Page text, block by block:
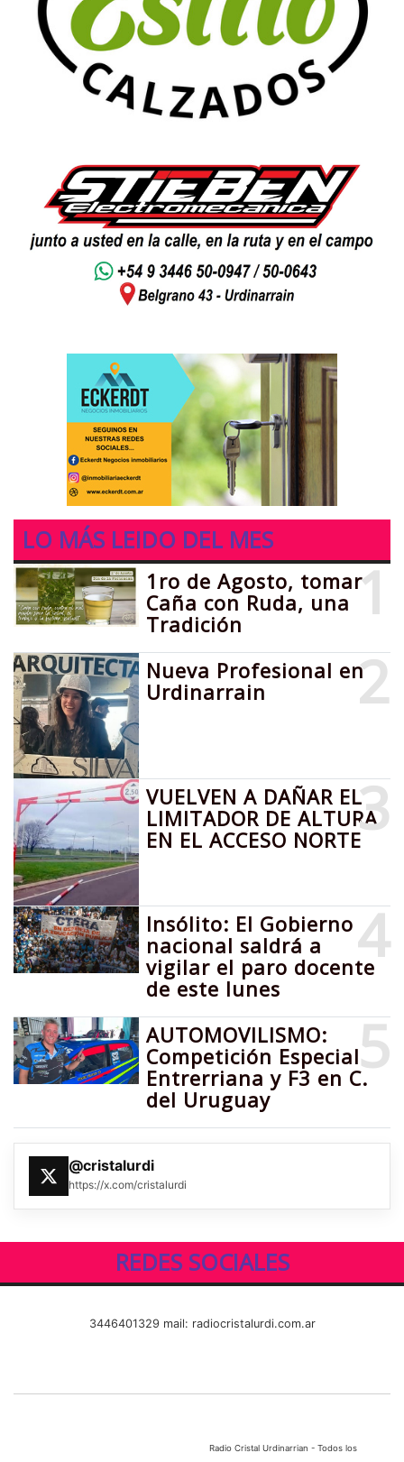
LO MÁS LEIDO DEL MES
1
1ro de Agosto, tomar
Caña con Ruda, una
Tradición
2
Nueva Profesional en
Urdinarrain
3
VUELVEN A DAÑAR EL
LIMITADOR DE ALTURA
EN EL ACCESO NORTE
4
Insólito: El Gobierno
nacional saldrá a
vigilar el paro docente
de este lunes
5
AUTOMOVILISMO:
Competición Especial
Entrerriana y F3 en C.
del Uruguay
@cristalurdi
https://x.com/cristalurdi
REDES SOCIALES
3446401329 mail: radiocristalurdi.com.ar
Radio Cristal Urdinarrian - Todos los